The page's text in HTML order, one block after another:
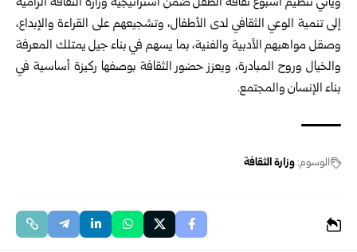
إلى تنمية الوعي الثقافي لدى الأطفال، وتشجيعهم على القراءة والإبداع،
وصقل مواهبهم الأدبية والفنية، بما يسهم في بناء جيل يمتلك المعرفة
والخيال وروح المبادرة، ويعزز حضور الثقافة بوصفها ركيزة أساسية في
بناء الإنسان والمجتمع.
الوسوم:وزارة الثقافة